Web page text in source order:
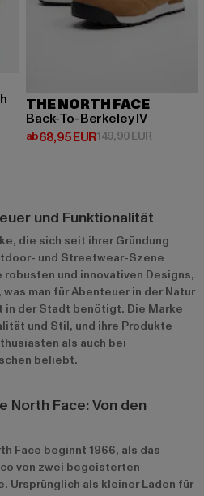
159,99 EUR
THE NORTH FACE
Back-To-Berkeley IV
ab68,95 EUR
Derzeitiger Preis: ab 68,95 EUR
149,90 EUR
und Funktionalität
die sich seit ihrer Gründung
und Streetwear-Szene
und innovativen Designs,
man für Abenteuer in der Natur
der Stadt benötigt. Die Marke
und Stil, und ihre Produkte
als auch bei
beliebt.
North Face: Von den
Face beginnt 1966, als das
von zwei begeisterten
Ursprünglich als kleiner Laden für